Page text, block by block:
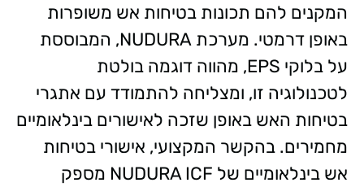
המקנים להם תכונות בטיחות אש משופרות
באופן דרמטי. מערכת NUDURA, המבוססת
על בלוקי EPS, מהווה דוגמה בולטת
לטכנולוגיה זו, ומצליחה להתמודד עם אתגרי
בטיחות האש באופן שזכה לאישורים בינלאומיים
מחמירים. בהקשר המקצועי, אישורי בטיחות
אש בינלאומיים של NUDURA ICF מספק